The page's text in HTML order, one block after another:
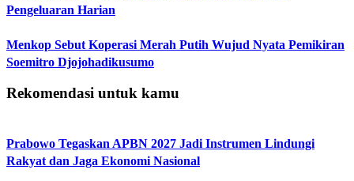
Pengeluaran Harian
Menkop Sebut Koperasi Merah Putih Wujud Nyata Pemikiran
Soemitro Djojohadikusumo
Rekomendasi untuk kamu
Prabowo Tegaskan APBN 2027 Jadi Instrumen Lindungi
Rakyat dan Jaga Ekonomi Nasional